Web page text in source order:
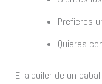
Prefieres
Quieres
El alquiler de un